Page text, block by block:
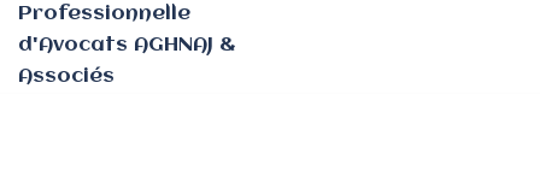
Professionnelle
d'Avocats AGHNAJ &
Associés